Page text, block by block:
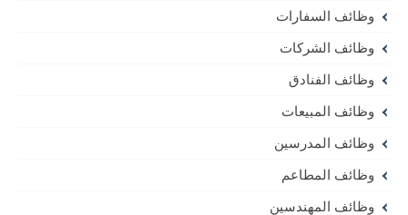
وظائف السفارات
وظائف الشركات
وظائف الفنادق
وظائف المبيعات
وظائف المدرسين
وظائف المطاعم
وظائف المهندسين